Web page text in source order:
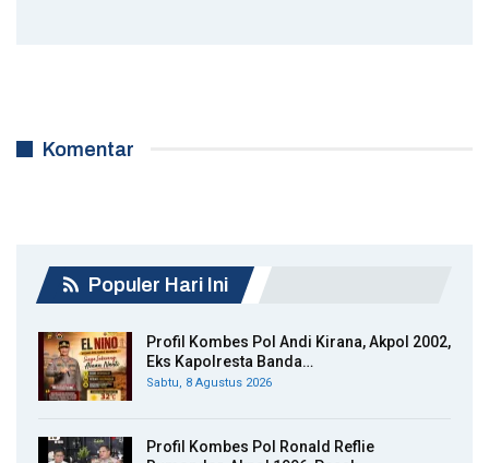
Komentar
Populer Hari Ini
Profil Kombes Pol Andi Kirana, Akpol 2002,
Eks Kapolresta Banda…
Sabtu, 8 Agustus 2026
Profil Kombes Pol Ronald Reflie